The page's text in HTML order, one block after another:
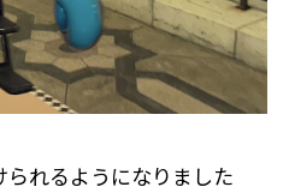
れるようになりました